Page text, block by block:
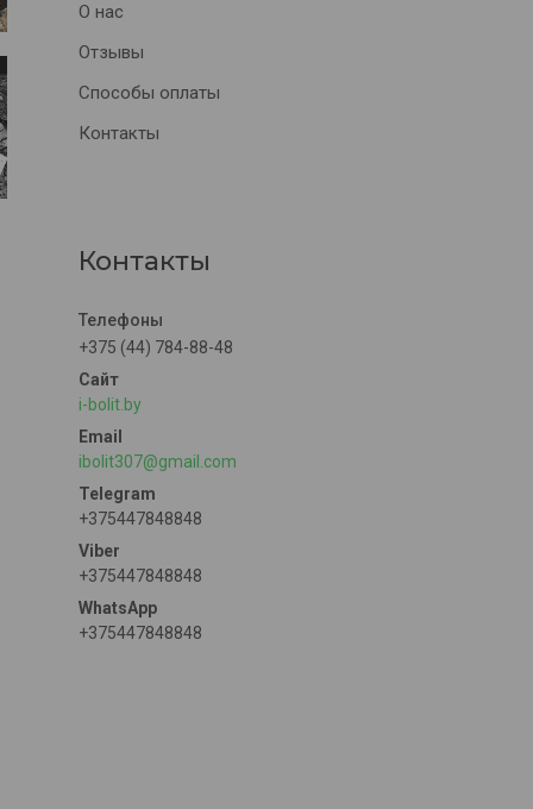
О нас
Отзывы
Способы оплаты
Контакты
Контакты
+375 (44) 784-88-48
i-bolit.by
ibolit307@gmail.com
+375447848848
+375447848848
+375447848848